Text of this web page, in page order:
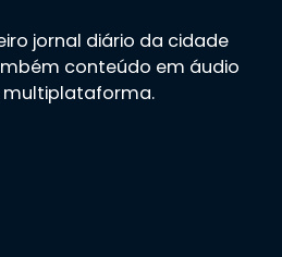
jornal diário da cidade
conteúdo em áudio